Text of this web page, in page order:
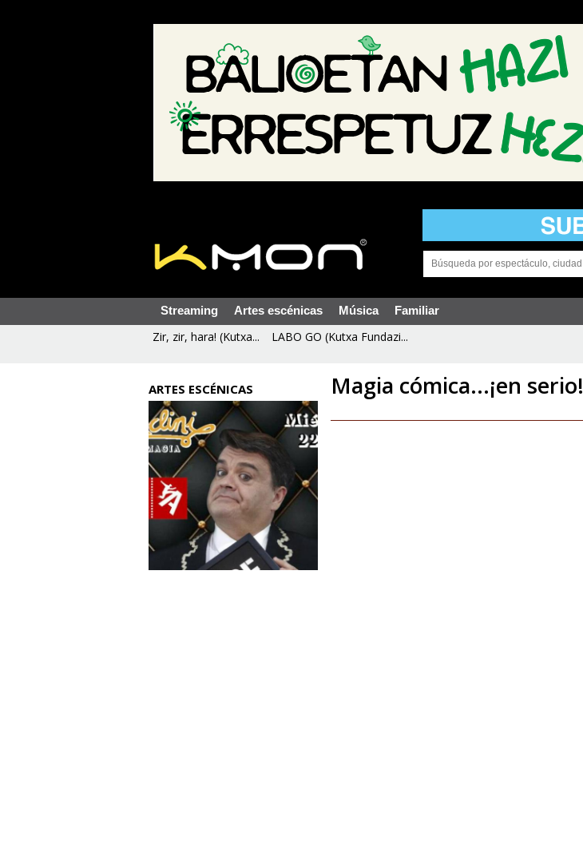
Streaming Artes escénicas Música Familiar
Zir, zir, hara! (Kutxa... LABO GO (Kutxa Fundazi...
ARTES ESCÉNICAS Magia cómica...¡en serio!